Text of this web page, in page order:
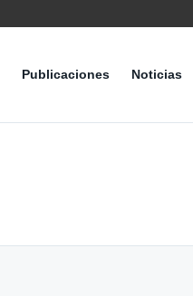
Publicaciones Noticias